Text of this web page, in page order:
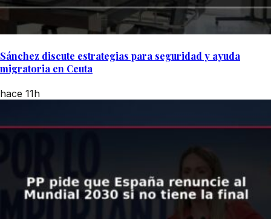
Sánchez discute estrategias para seguridad y ayuda
migratoria en Ceuta
hace 11h